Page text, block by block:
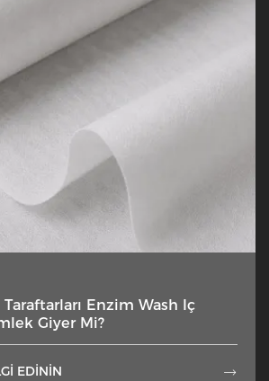
Taraftarları Enzim Wash Iç
Giyer Mi?
EDININ 